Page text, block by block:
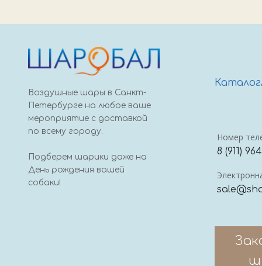
Воздушные шары в Санкт-
Петербурге на любое ваше
мероприятие с доставкой
по всему городу.
Подберем шарики даже на
День рождения вашей
собаки!
Каталог
Номер
8 (911)